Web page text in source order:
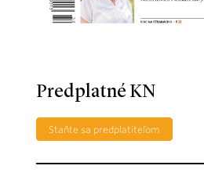
Predplatné KN
Staňte sa predplatiteľom